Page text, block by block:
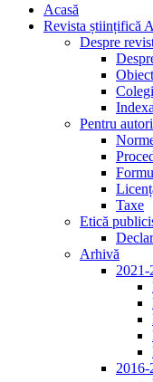
Acasă
Revista științifică
Despre
Pentru autori
Taxe
Etică
Arhivă
2021-
2016-